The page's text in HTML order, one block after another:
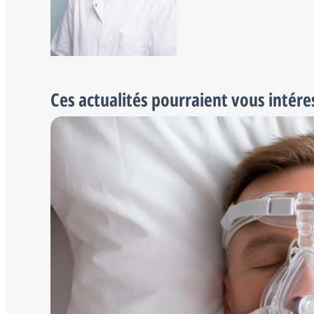
Ces actualités pourraient vous